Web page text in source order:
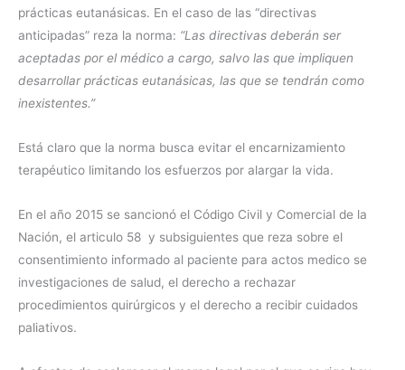
prácticas eutanásicas. En el caso de las “directivas
anticipadas” reza la norma: “Las directivas deberán ser
aceptadas por el médico a cargo, salvo las que impliquen
desarrollar prácticas eutanásicas, las que se tendrán como
inexistentes.”
Está claro que la norma busca evitar el encarnizamiento
terapéutico limitando los esfuerzos por alargar la vida.
En el año 2015 se sancionó el Código Civil y Comercial de la
Nación, el articulo 58 y subsiguientes que reza sobre el
consentimiento informado al paciente para actos medico se
investigaciones de salud, el derecho a rechazar
procedimientos quirúrgicos y el derecho a recibir cuidados
paliativos.